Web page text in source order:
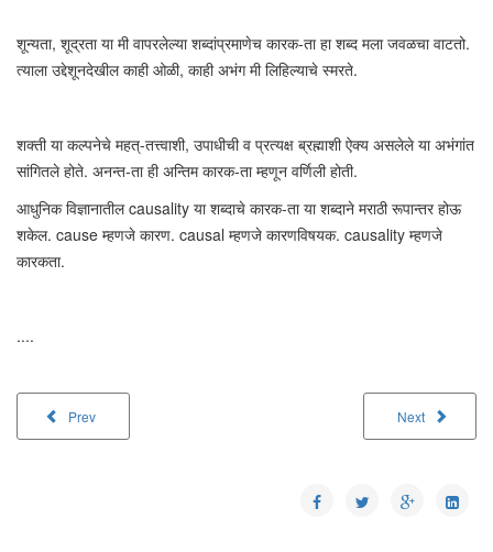
शून्यता, शूद्रता या मी वापरलेल्या शब्दांप्रमाणेच कारक-ता हा शब्द मला जवळचा वाटतो.
त्याला उद्देशूनदेखील काही ओळी, काही अभंग मी लिहिल्याचे स्मरते.
शक्ती या कल्पनेचे महत्-तत्त्वाशी, उपाधीची व प्रत्यक्ष ब्रह्माशी ऐक्य असलेले या अभंगांत
सांगितले होते. अनन्त-ता ही अन्तिम कारक-ता म्हणून वर्णिली होती.
आधुनिक विज्ञानातील causality या शब्दाचे कारक-ता या शब्दाने मराठी रूपान्तर होऊ
शकेल. cause म्हणजे कारण. causal म्हणजे कारणविषयक. causality म्हणजे
कारकता.
....
Prev Next